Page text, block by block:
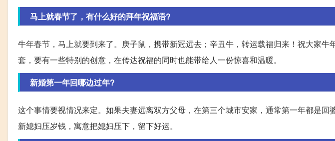
马上就春节了，有什么好的拜年祝福语?
牛年春节，马上就要到来了。庚子鼠，携带新冠远去；辛丑牛，转运载福归来！祝大家牛
套，要有一些特别的创意，在传达祝福的同时也能带给人一份惊喜和温暖。
新婚第一年回哪边过年?
这个事情要视情况来定。如果夫妻远离双方父母，在第三个城市安家，通常第一年都是
新媳妇压岁钱，寓意把媳妇压下，留下好运。